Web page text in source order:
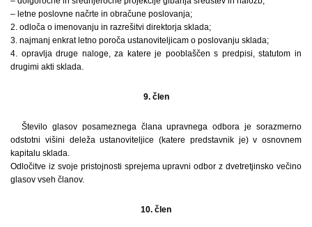
– letne poslovne načrte in obračune poslovanja;
2. odloča o imenovanju in razrešitvi direktorja sklada;
3. najmanj enkrat letno poroča ustanoviteljicam o poslovanju sklada;
4. opravlja druge naloge, za katere je pooblaščen s predpisi, statutom in
drugimi akti sklada.
9. člen
Število glasov posameznega člana upravnega odbora je sorazmerno
odstotni višini deleža ustanoviteljice (katere predstavnik je) v osnovnem
kapitalu sklada.
Odločitve iz svoje pristojnosti sprejema upravni odbor z dvetretjinsko večino
glasov vseh članov.
10. člen